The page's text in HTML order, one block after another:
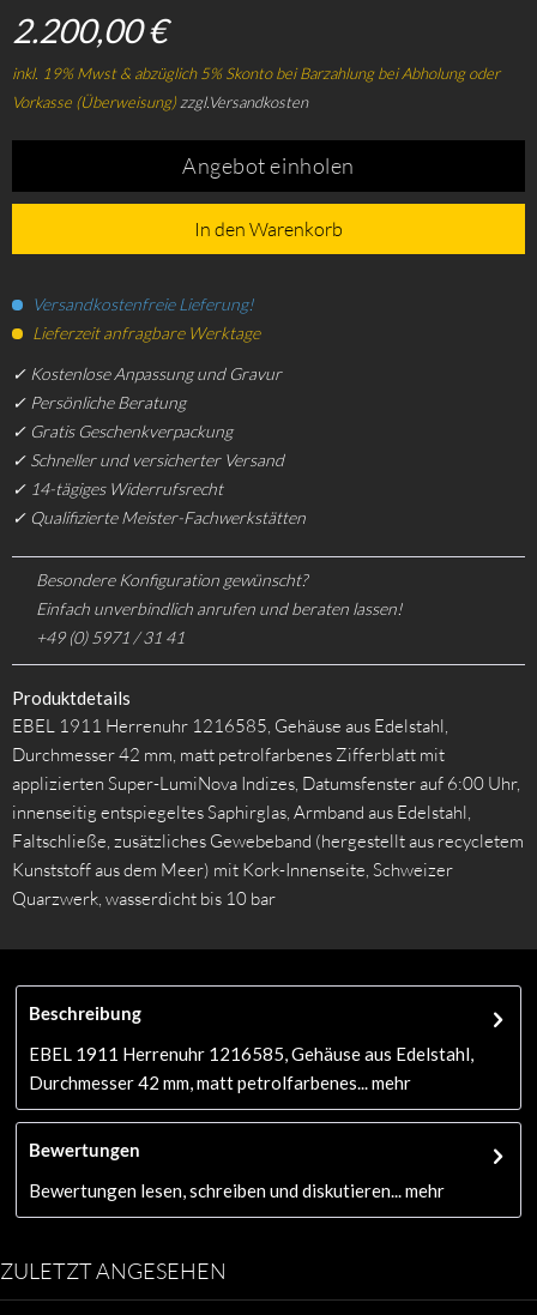
2.200,00 €
inkl. 19% Mwst & abzüglich 5% Skonto bei Barzahlung bei Abholung oder
Vorkasse (Überweisung)zzgl.Versandkosten
Angebot einholen
In den Warenkorb
Versandkostenfreie Lieferung!
Lieferzeit anfragbare Werktage
✓ Kostenlose Anpassung und Gravur
✓ Persönliche Beratung
✓ Gratis Geschenkverpackung
✓ Schneller und versicherter Versand
✓ 14-tägiges Widerrufsrecht
✓ Qualifizierte Meister-Fachwerkstätten
Besondere Konfiguration gewünscht?
Einfach unverbindlich anrufen und beraten lassen!
+49 (0) 5971 / 31 41
Produktdetails
EBEL 1911 Herrenuhr 1216585, Gehäuse aus Edelstahl,
Durchmesser 42 mm, matt petrolfarbenes Zifferblatt mit
applizierten Super-LumiNova Indizes, Datumsfenster auf 6:00 Uhr,
innenseitig entspiegeltes Saphirglas, Armband aus Edelstahl,
Faltschließe, zusätzliches Gewebeband (hergestellt aus recycletem
Kunststoff aus dem Meer) mit Kork-Innenseite, Schweizer
Quarzwerk, wasserdicht bis 10 bar
Beschreibung
EBEL 1911 Herrenuhr 1216585, Gehäuse aus Edelstahl,
Durchmesser 42 mm, matt petrolfarbenes...
mehr
Bewertungen
Bewertungen lesen, schreiben und diskutieren...
mehr
ZULETZT ANGESEHEN